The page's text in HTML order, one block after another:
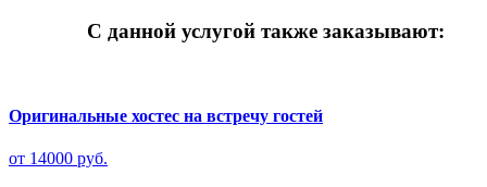
С данной услугой также заказывают:
Оригинальные хостес на встречу гостей
от 14000 руб.